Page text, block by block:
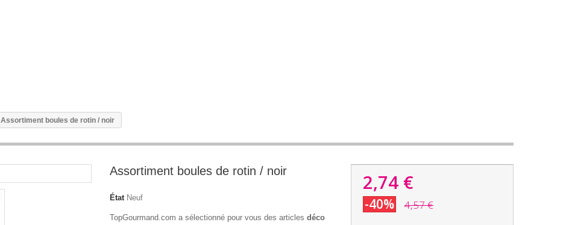
Assortiment boules de rotin / noir
Assortiment boules de rotin / noir
État Neuf
TopGourmand.com a sélectionné pour vous des articles déco
2,74 €
-40% 4,57 €